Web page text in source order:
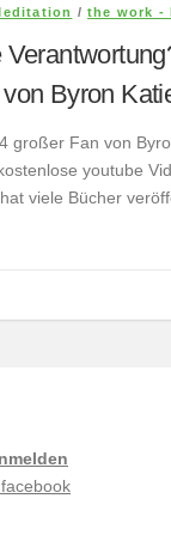
/the work -
Byron
großer Fan von
youtube
viele Bücher